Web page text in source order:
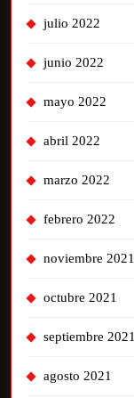
julio 2022
junio 2022
mayo 2022
abril 2022
marzo 2022
febrero 2022
noviembre 2021
octubre 2021
septiembre 2021
agosto 2021